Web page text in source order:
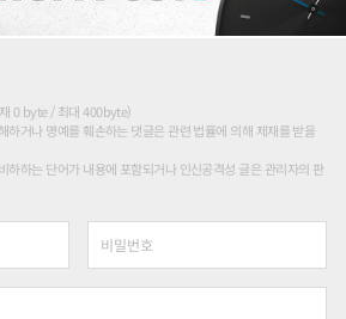
0 byte / 최대 400byte)
하거나 명예를 훼손하는 댓글은 관련 법률에 의해 제재를 받을
하하는 단어가 내용에 포함되거나 인신공격성 글은 관리자의 판